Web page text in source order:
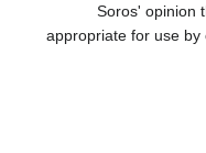
Soros' opinion
appropriate for use by